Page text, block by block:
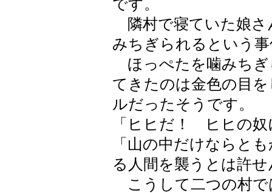
です。
隣村で寝ていた娘さ
みちぎられるという
ほっぺたを噛みちぎ
てきたのは金色の目
ルだったそうです。
「ヒヒだ！ ヒヒの
「山の中だけならと
る人間を襲うとは許せ
こうして二つの村で